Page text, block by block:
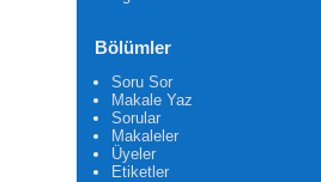
Bölümler
Soru Sor
Makale Yaz
Sorular
Makaleler
Üyeler
Etiketler